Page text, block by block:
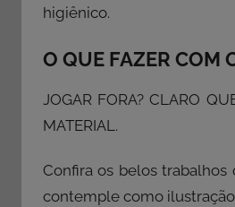
higiênico.
O QUE FAZER COM
JOGAR FORA? CLARO
MATERIAL.
Confira os belos
contemple como